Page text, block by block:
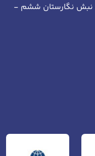
- نبش نگارستان ششم -